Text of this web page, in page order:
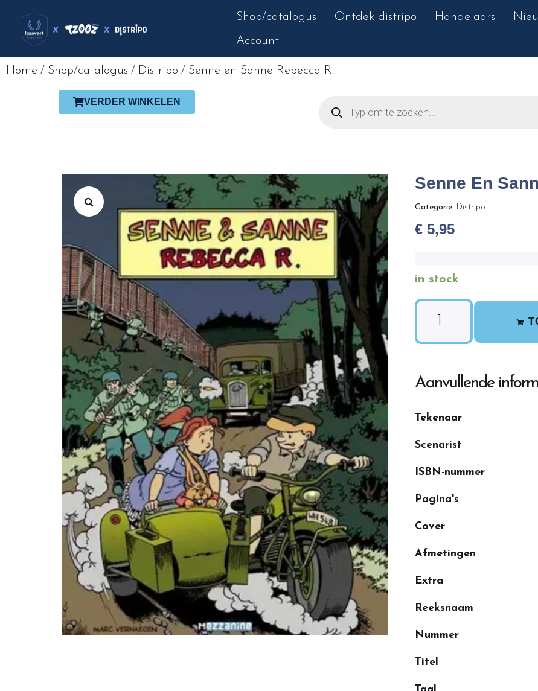
Shop/catalogus Ontdek distripo Handelaars
Account
Home / Shop/catalogus / Distripo / Senne en Sanne Rebecca R.
VERDER WINKELEN
Senne En
Categorie: Distripo
€ 5,95
in stock
Aanvullende
Tekenaar
Scenarist
ISBN-nummer
Pagina's
Cover
Afmetingen
Extra
Reeksnaam
Nummer
Titel